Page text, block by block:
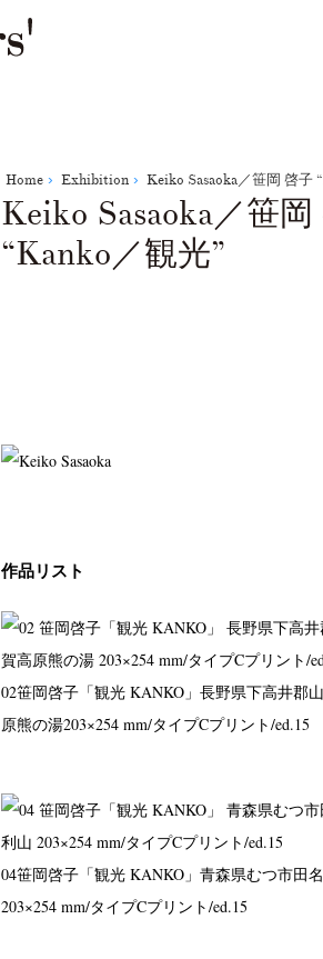
Home Exhibition Keiko Sasaoka／笹岡 啓子
Keiko Sasaoka／笹
“Kanko／観光”
作品リスト
02笹岡啓子「観光 KANKO」長野県下高井郡
原熊の湯203×254 mm/タイプCプリント/ed.15
04笹岡啓子「観光 KANKO」青森県むつ市田
203×254 mm/タイプCプリント/ed.15